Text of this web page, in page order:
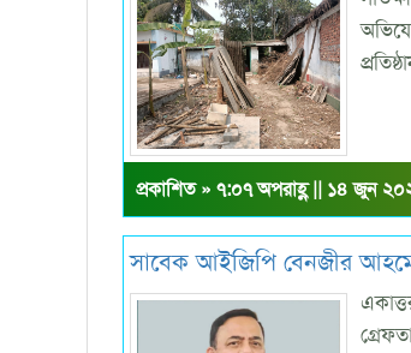
প্রকাশিত » ৭:০৭ অপরাহ্ণ || ১৪ জুন
সাবেক আইজিপি বেনজীর